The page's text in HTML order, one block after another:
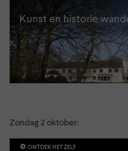
Kunst en historie
Zondag 2 oktober:
ONTDEK HET ZELF